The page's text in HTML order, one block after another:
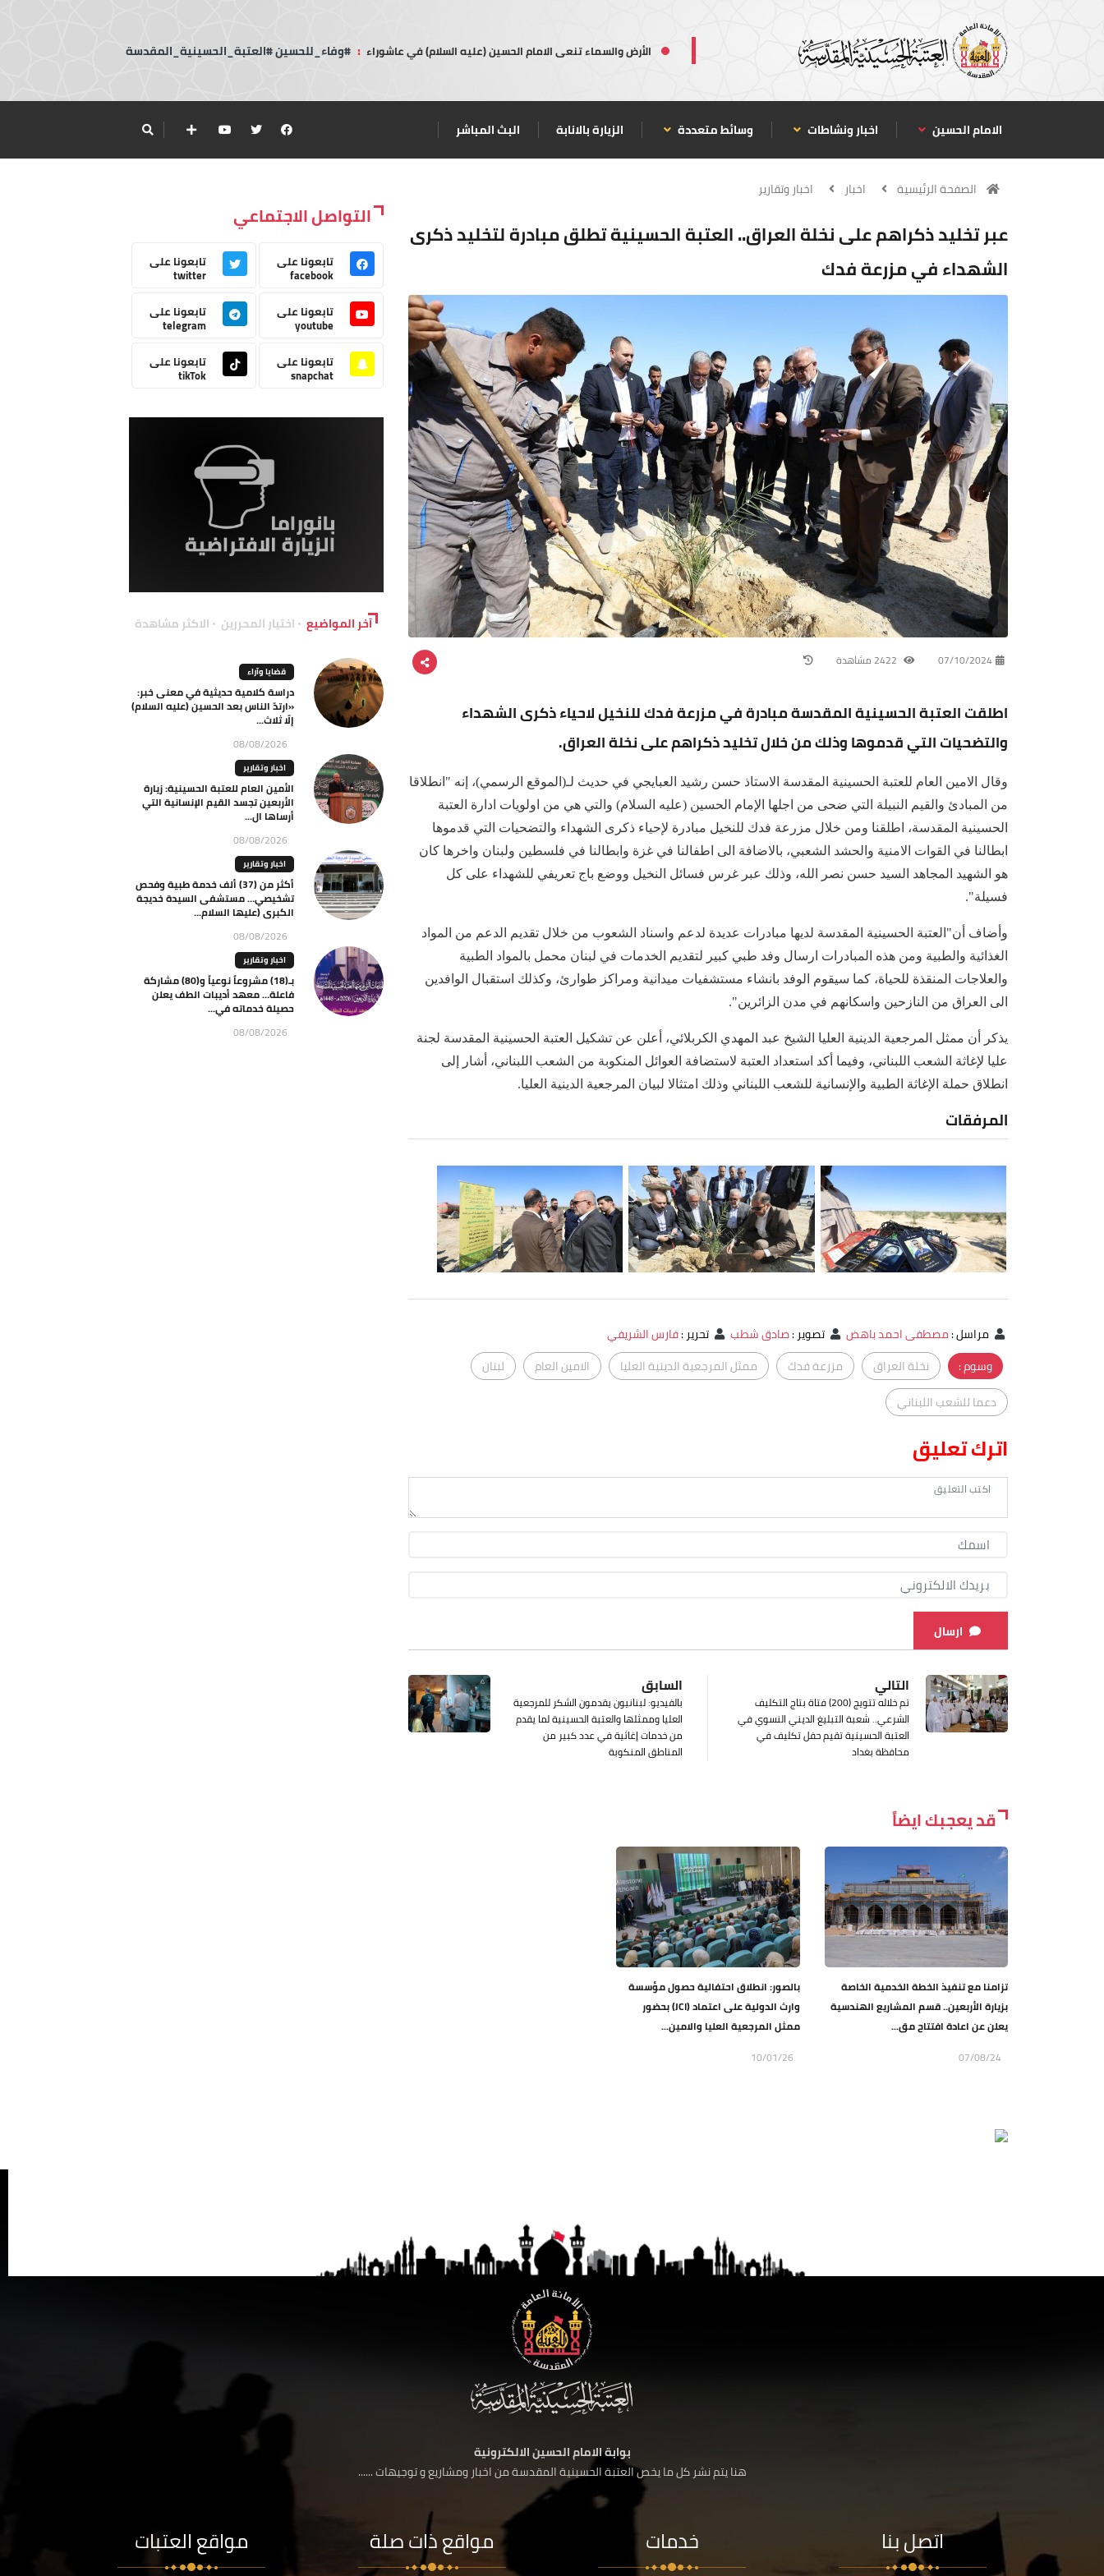
الأرض والسماء تنعى الامام الحسين (عليه السلام) في عاشوراء : #وفاء_للحسين #العتبة_الحسينية_المقدسة
الامام الحسين اخبار ونشاطات وسائط متعددة الزيارة بالانابة البث المباشر
الصفحة الرئيسية اخبار اخبار وتقارير
عبر تخليد ذكراهم على نخلة العراق.. العتبة الحسينية تطلق مبادرة لتخليد ذكرى
الشهداء في مزرعة فدك
07/10/2024
اطلقت العتبة الحسينية المقدسة مبادرة في مزرعة فدك للنخيل لاحياء ذكرى الشهداء
والتضحيات التي قدموها وذلك من خلال تخليد ذكراهم على نخلة العراق.
وقال الامين العام للعتبة الحسينية المقدسة الاستاذ حسن رشيد العبايجي في حديث لـ(الموقع الرسمي)، إنه "انطلاقا
من المبادئ والقيم النبيلة التي ضحى من اجلها الإمام الحسين (عليه السلام) والتي هي من اولويات ادارة العتبة
الحسينية المقدسة، اطلقنا ومن خلال مزرعة فدك للنخيل مبادرة لإحياء ذكرى الشهداء والتضحيات التي قدموها
ابطالنا في القوات الامنية والحشد الشعبي، بالاضافة الى اطفالنا في غزة وابطالنا في فلسطين ولبنان واخرها كان
هو الشهيد المجاهد السيد حسن نصر الله، وذلك عبر غرس فسائل النخيل ووضع باج تعريفي للشهداء على كل
فسيلة".
وأضاف أن"العتبة الحسينية المقدسة لديها مبادرات عديدة لدعم واسناد الشعوب من خلال تقديم الدعم من المواد
الغذائية والطبية ومن هذه المبادرات ارسال وفد طبي كبير لتقديم الخدمات في لبنان محمل بالمواد الطبية
والعلاجات المنقذة للحياة، كما سيقوم الوفد بانشاء مستشفيات ميدانية ومراكز طوارئ، وكذلك استقبال الوافدين
الى العراق من النازحين واسكانهم في مدن الزائرين".
يذكر أن ممثل المرجعية الدينية العليا الشيخ عبد المهدي الكربلائي، أعلن عن تشكيل العتبة الحسينية المقدسة لجنة
عليا لإغاثة الشعب اللبناني، وفيما أكد استعداد العتبة لاستضافة العوائل المنكوبة من الشعب اللبناني، أشار إلى
انطلاق حملة الإغاثة الطبية والإنسانية للشعب اللبناني وذلك امتثالا لبيان المرجعية الدينية العليا.
المرفقات
مراسل:مصطفى احمد باهض تصوير:صادق شطب تحرير:فارس الشريفي
وسوم :
نخلة العراق مزرعة فدك ممثل المرجعية الدينية العليا الامين العام
لبنان
دعما للشعب اللبناني
اترك تعليق
ارسال
السابق
بالفيديو: لبنانيون يقدمون الشكر للمرجعية
العليا وممثلها والعتبة الحسينية لما يقدم
من خدمات إغاثية في عدد كبير من
المناطق المنكوبة
التالي
تم خلاله تتويج (200) فتاة بتاج التكليف
الشرعي.. شعبة التبليغ الديني النسوي في
العتبة الحسينية تقيم حفل تكليف في
محافظة بغداد
قد يعجبك ايضاً
تزامنا مع تنفيذ الخطة الخدمية الخاصة
بزيارة الأربعين.. قسم المشاريع الهندسية
يعلن عن اعادة افتتاح مق...
07/08/24
بالصور: انطلاق احتفالية حصول مؤسسة
وارث الدولية على اعتماد (JCI) بحضور
ممثل المرجعية العليا والامين...
10/01/26
التواصل الاجتماعي
تابعونا على
facebook
تابعونا على
twitter
تابعونا على
youtube
تابعونا على
telegram
تابعونا على
snapchat
تابعونا على
tikTok
آخر المواضيع اختيار المحررين الاكثر مشاهدة
قضايا وآراء
دراسة كلامية حديثية في معنى خبر:
«ارتدّ الناس بعد الحسين (عليه السلام)
إلّا ثلاث...
08/08/2026
اخبار وتقارير
الأمين العام للعتبة الحسينية: زيارة
الأربعين تجسد القيم الإنسانية التي
أرساها ال...
08/08/2026
اخبار وتقارير
أكثر من (37) ألف خدمة طبية وفحص
تشخيصي… مستشفى السيدة خديجة
الكبرى (عليها السلام...
08/08/2026
اخبار وتقارير
بـ(18) مشروعاً نوعياً و(80) مشاركة
فاعلة… معهد أديبات الطف يعلن
حصيلة خدماته في...
08/08/2026
بوابة الامام الحسين الالكترونية
هنا يتم نشر كل ما يخص العتبة الحسينية المقدسة من اخبار ومشاريع و توجيهات ......
اتصل بنا خدمات مواقع ذات صلة مواقع العتبات